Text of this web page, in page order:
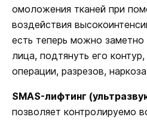
омоложения тканей при
воздействия
есть теперь можно заметно
лица, подтянуть его
операции, разрезов,
SMAS-лифтинг
позволяет контролируемо